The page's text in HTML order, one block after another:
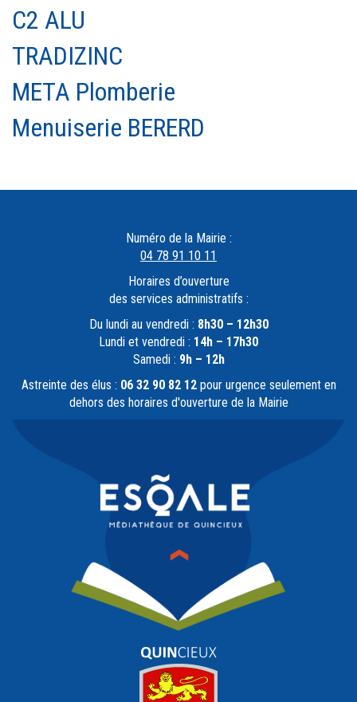
C2 ALU
TRADIZINC
META Plomberie
Menuiserie BERERD
Numéro de la Mairie :
04 78 91 10 11
Horaires d’ouverture
des services administratifs :
Du lundi au vendredi : 8h30 – 12h30
Lundi et vendredi : 14h – 17h30
Samedi : 9h – 12h
Astreinte des élus : 06 32 90 82 12pour urgence seulement en
dehors des horaires d'ouverture de la Mairie